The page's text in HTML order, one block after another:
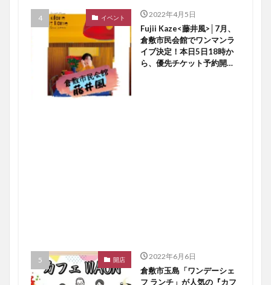
イベント 2022年4月5日
Fujii Kaze<藤井風>│7月、
倉敷市民会館でワンマンラ
イブ決定！本日5日18時か
ら、優先チケット予約開始
開店 2022年6月6日
倉敷市玉島「ワンデーシェ
フ ランチ」が人気の『カフ